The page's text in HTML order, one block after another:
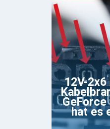
12V-2x6
GeForce
hat es